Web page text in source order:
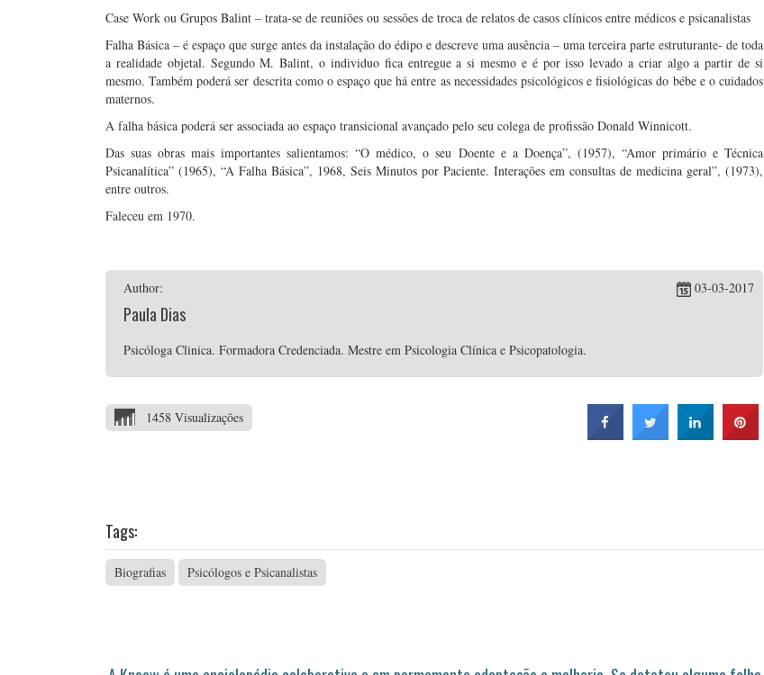
Case Work ou Grupos Balint – trata-se de reuniões ou sessões de troca de relatos de casos clínicos entre médicos e psicanalistas
Falha Básica – é espaço que surge antes da instalação do édipo e descreve uma ausência – uma terceira parte estruturante- de toda
a realidade objetal. Segundo M. Balint, o individuo fica entregue a si mesmo e é por isso levado a criar algo a partir de si
mesmo. Também poderá ser descrita como o espaço que há entre as necessidades psicológicos e fisiológicas do bébe e o cuidados
maternos.
A falha básica poderá ser associada ao espaço transicional avançado pelo seu colega de profissão Donald Winnicott.
Das suas obras mais importantes salientamos: “O médico, o seu Doente e a Doença”, (1957), “Amor primário e Técnica
Psicanalítica” (1965), “A Falha Básica”, 1968, Seis Minutos por Paciente. Interações em consultas de medicina geral”, (1973),
entre outros.
Faleceu em 1970.
Author:
Paula Dias
03-03-2017
Psicóloga Clinica. Formadora Credenciada. Mestre em Psicologia Clínica e Psicopatologia.
1458 Visualizações
Tags:
Biografias Psicólogos e Psicanalistas